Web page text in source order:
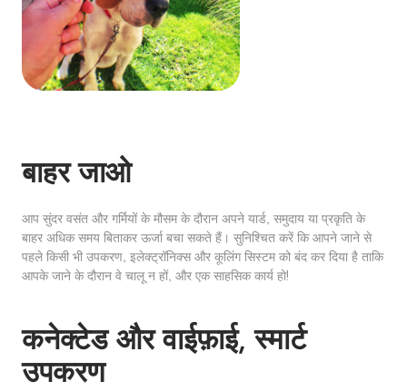
बाहर जाओ
आप सुंदर वसंत और गर्मियों के मौसम के दौरान अपने यार्ड, समुदाय या प्रकृति के
बाहर अधिक समय बिताकर ऊर्जा बचा सकते हैं। सुनिश्चित करें कि आपने जाने से
पहले किसी भी उपकरण, इलेक्ट्रॉनिक्स और कूलिंग सिस्टम को बंद कर दिया है ताकि
आपके जाने के दौरान वे चालू न हों, और एक साहसिक कार्य हो!
कनेक्टेड और वाईफ़ाई, स्मार्ट
उपकरण